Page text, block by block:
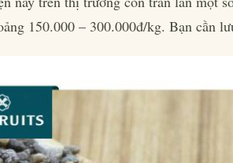
150.000 – 300.000đ/kg. Bạn cần